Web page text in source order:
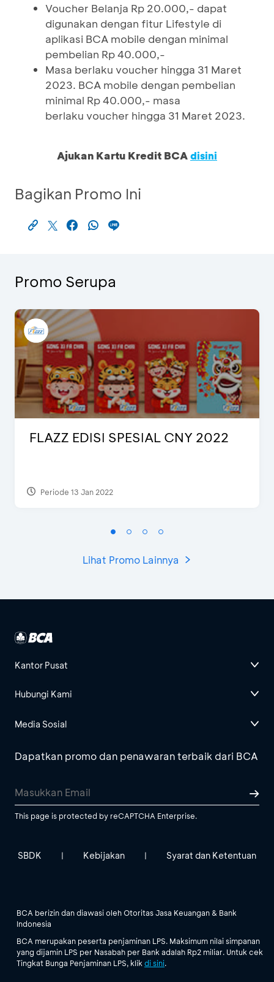
Voucher Belanja Rp 20.000,- dapat
digunakan dengan fitur Lifestyle di
aplikasi BCA mobile dengan minimal
pembelian Rp 40.000,-
Masa berlaku voucher hingga 31 Maret
2023. BCA mobile dengan pembelian
minimal Rp 40.000,- masa
berlaku voucher hingga 31 Maret 2023.
Ajukan Kartu Kredit BCAdisini
Bagikan Promo Ini
Promo Serupa
FLAZZ EDISI SPESIAL CNY 2022
Periode 13 Jan 2022
Lihat Promo Lainnya
Kantor Pusat
Hubungi Kami
Media Sosial
Dapatkan promo dan penawaran terbaik dari BCA
This page is protected by reCAPTCHA Enterprise.
SBDK | Kebijakan | Syarat dan Ketentuan
BCA berizin dan diawasi oleh Otoritas Jasa Keuangan & Bank
Indonesia
BCA merupakan peserta penjaminan LPS. Maksimum nilai simpanan
yang dijamin LPS per Nasabah per Bank adalah Rp2 miliar. Untuk cek
Tingkat Bunga Penjaminan LPS, klik di sini.